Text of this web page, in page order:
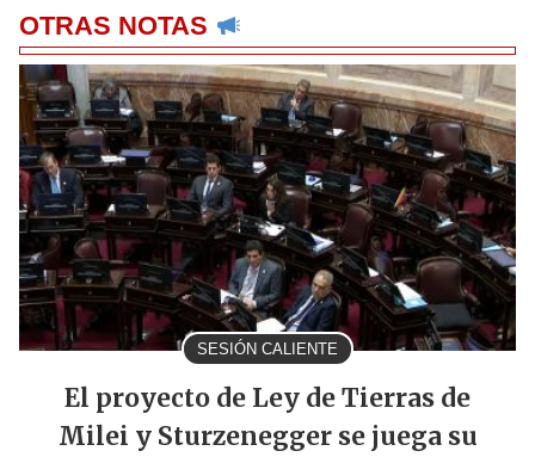
OTRAS NOTAS
SESIÓN CALIENTE
El proyecto de Ley de Tierras de
Milei y Sturzenegger se juega su